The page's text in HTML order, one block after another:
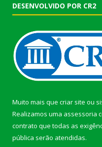
DESENVOLVIDO POR CR2
Muito mais que criar site ou
Realizamos uma assessoria
contrato que todas as
pública serão atendidas.